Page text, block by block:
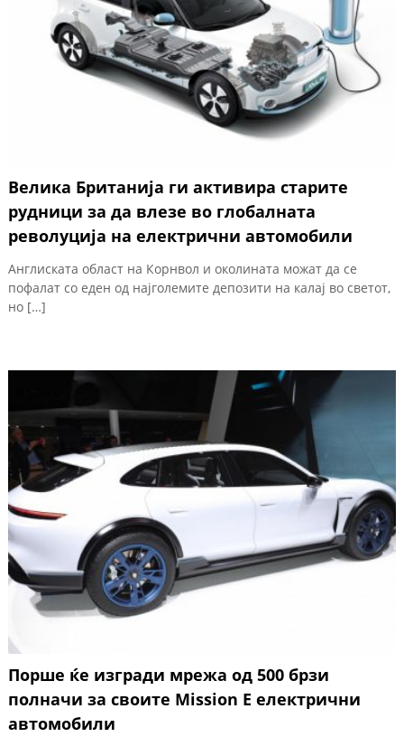
Велика Британија ги активира старите
рудници за да влезе во глобалната
револуција на електрични автомобили
Англиската област на Корнвол и околината можат да се
пофалат со еден од најголемите депозити на калај во светот,
но […]
Порше ќе изгради мрежа од 500 брзи
полначи за своите Mission E електрични
автомобили